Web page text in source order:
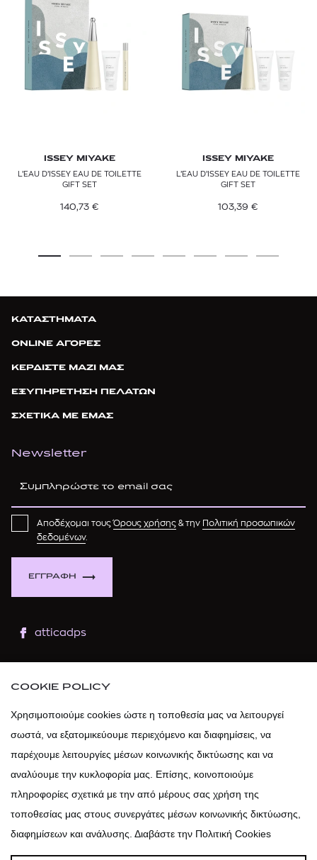
ISSEY MIYAKE
L’EAU D’ISSEY EAU DE TOILETTE
GIFT SET
140,73 €
ISSEY MIYAKE
L’EAU D’ISSEY EAU DE TOILETTE
GIFT SET
103,39 €
ΚΑΤΑΣΤΗΜΑΤΑ
ONLINE ΑΓΟΡΕΣ
ΚΕΡΔΙΣΤΕ ΜΑΖΙ ΜΑΣ
ΕΞΥΠΗΡΕΤΗΣΗ ΠΕΛΑΤΩΝ
ΣΧΕΤΙΚΑ ΜΕ ΕΜΑΣ
Newsletter
ΕΓΓΡΑΦΗ
Αποδέχομαι τουςΌρους χρήσης & την Πολιτική προσωπικών
δεδομένων.
atticadps
atticadps
COOKIE POLICY
Χρησιμοποιούμε cookies ώστε η τοποθεσία μας να λειτουργεί
σωστά, να εξατομικεύουμε περιεχόμενο και διαφημίσεις, να
παρέχουμε λειτουργίες μέσων κοινωνικής δικτύωσης και να
αναλύουμε την κυκλοφορία μας. Επίσης, κοινοποιούμε
πληροφορίες σχετικά με την από μέρους σας χρήση της
τοποθεσίας μας στους συνεργάτες μέσων κοινωνικής δικτύωσης,
διαφημίσεων και ανάλυσης. Διαβάστε την Πολιτική Cookies